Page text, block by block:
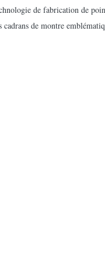
de fabrication de
de montre